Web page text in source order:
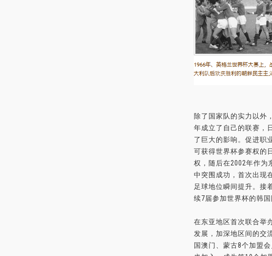
除了国家队的实力以外
年成立了自己的联赛，
了巨大的影响。促进职
可获得世界杯参赛权的
权，随后在2002年作为
中突围成功，首次出现
足球地位瞬间提升。接
续7届参加世界杯的韩
在东亚地区首次联合举
发展，加深地区间的交
国澳门、蒙古8个加盟